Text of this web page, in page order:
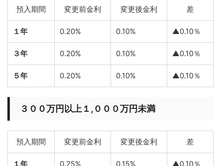
預入期間 変更前金利 変更後金利 差
１年 0.20% 0.10% ▲0.10％
３年 0.20% 0.10% ▲0.10％
５年 0.20% 0.10% ▲0.10％
３００万円以上１,０００万円未満
預入期間 変更前金利 変更後金利 差
１年 0.25% 0.15% ▲0.10％